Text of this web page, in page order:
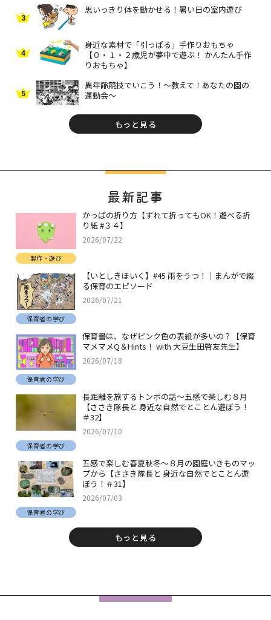
3
思いっきり体を動かせる！暑い日の室内遊び
4
身近な素材で「引っぱる」手作りおもちゃ
【０・１・２歳児が夢中で遊ぶ！ かんたん手作
りおもちゃ】
5
異年齢競技でいこう！～教えて！あなたの園の
運動会～
もっと見る
最新記事
かっぱの折り方【ずれて折ってもOK！遊べる折
り紙 #３４】
2026/07/22
製作・遊び
【いとしきほいく】#45 雨をうつ！｜まんがで綴
る保育のエピソード
2026/07/21
保育者の学び
保育書は、なぜピンク色の表紙が多いの？【保育
マメマメQ＆Hints！ with 大豆生田啓友先生】
2026/07/18
保育者の学び
長距離を旅するトンボの話～五感で楽しむ８月
【ささき隊長と 身近な自然でとことん遊ぼう！
＃32】
2026/07/10
保育者の学び
五感で楽しむ春夏秋冬～８月の園庭いきものマッ
プから【ささき隊長と 身近な自然でとことん遊
ぼう！＃31】
2026/07/03
保育者の学び
もっと見る